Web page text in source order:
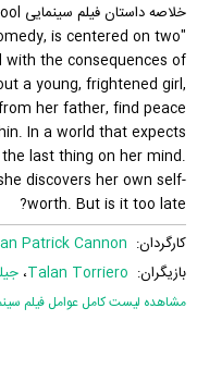
خلاصه داستان فیلم سینمایی American High School
is centered on two
the consequences of
a young, frightened girl,
her father, find peace
In a world that expects
last thing on her mind.
discovers her own self-
worth. But is it too late?
کارگردان: Patrick Cannon
بازیگران: Talan Torriero،
مشاهده لیست کامل عوامل فیلم